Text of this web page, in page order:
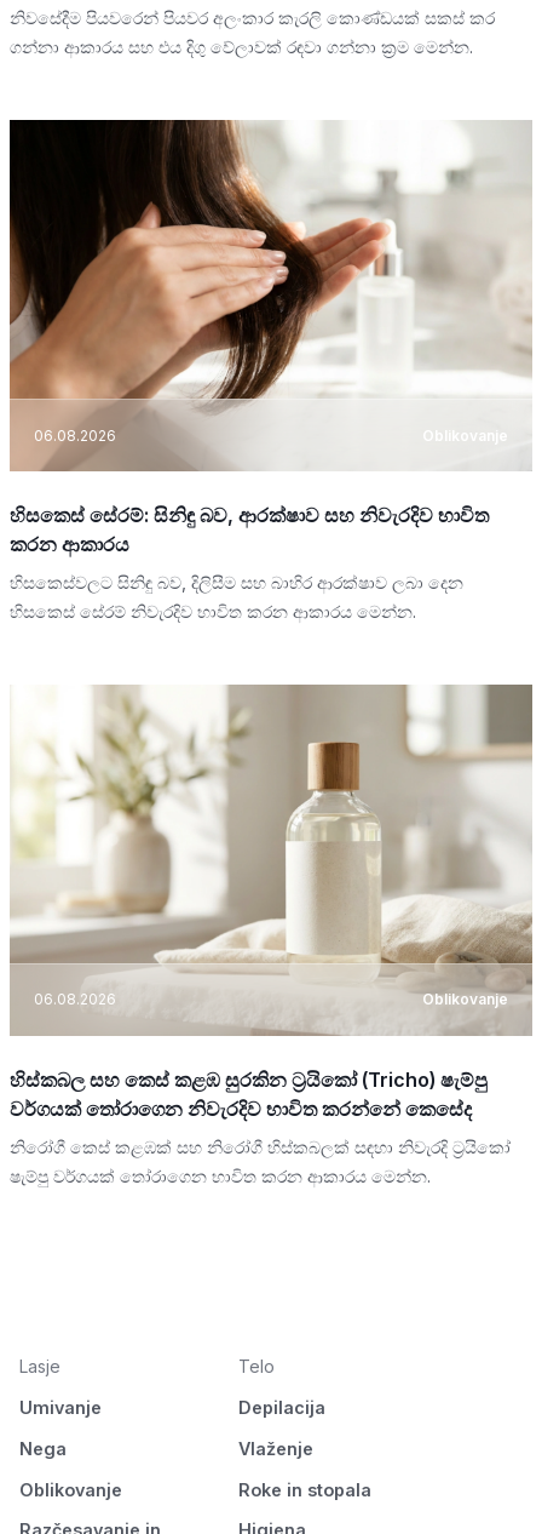
නිවසේදීම පියවරෙන් පියවර අලංකාර කැරලි කොණ්ඩයක් සකස් කර
ගන්නා ආකාරය සහ එය දිගු වේලාවක් රඳවා ගන්නා ක්‍රම මෙන්න.
06.08.2026 Oblikovanje
හිසකෙස් සේරම්: සිනිඳු බව, ආරක්ෂාව සහ නිවැරදිව භාවිත
කරන ආකාරය
හිසකෙස්වලට සිනිඳු බව, දිලිසීම සහ බාහිර ආරක්ෂාව ලබා දෙන
හිසකෙස් සේරම් නිවැරදිව භාවිත කරන ආකාරය මෙන්න.
06.08.2026 Oblikovanje
හිස්කබල සහ කෙස් කළඹ සුරකින ට්‍රයිකෝ (Tricho) ෂැම්පු
වර්ගයක් තෝරාගෙන නිවැරදිව භාවිත කරන්නේ කෙසේද
නිරෝගී කෙස් කළඹක් සහ නිරෝගී හිස්කබලක් සඳහා නිවැරදි ට්‍රයිකෝ
ෂැම්පු වර්ගයක් තෝරාගෙන භාවිත කරන ආකාරය මෙන්න.
Lasje
Umivanje
Nega
Oblikovanje
Telo
Depilacija
Vlaženje
Roke in stopala